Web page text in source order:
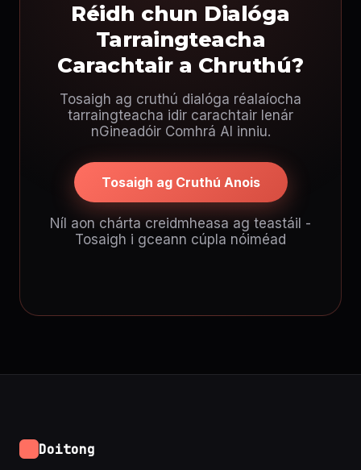
Réidh chun Dialóga
Tarraingteacha
Carachtair a Chruthú?
Tosaigh ag cruthú dialóga réalaíocha
tarraingteacha idir carachtair lenár
nGineadóir Comhrá AI inniu.
Tosaigh ag Cruthú Anois
Níl aon chárta creidmheasa ag teastáil -
Tosaigh i gceann cúpla nóiméad
Doitong